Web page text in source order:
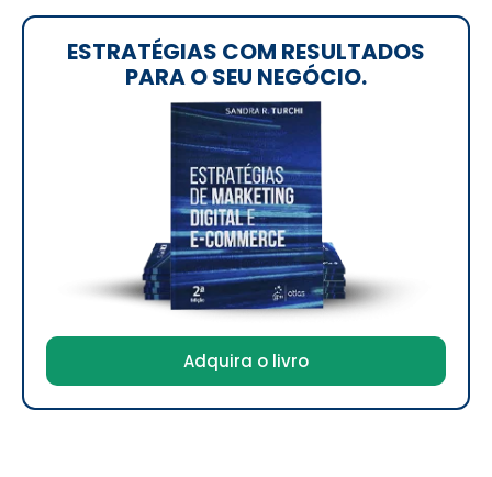
ESTRATÉGIAS COM RESULTADOS
PARA O SEU NEGÓCIO.
Adquira o livro